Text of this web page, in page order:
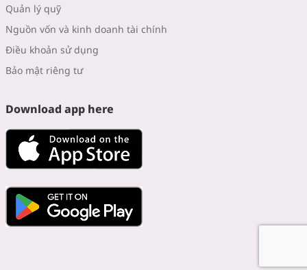
Quản lý quỹ
Nguồn vốn và kinh doanh tài chính
Điều khoản sử dụng
Bảo mật riêng tư
Download app here